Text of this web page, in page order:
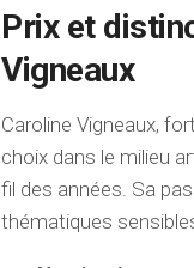
Prix et
Vigneaux
Caroline Vigneaux,
choix dans le milieu
fil des années. Sa
thématiques